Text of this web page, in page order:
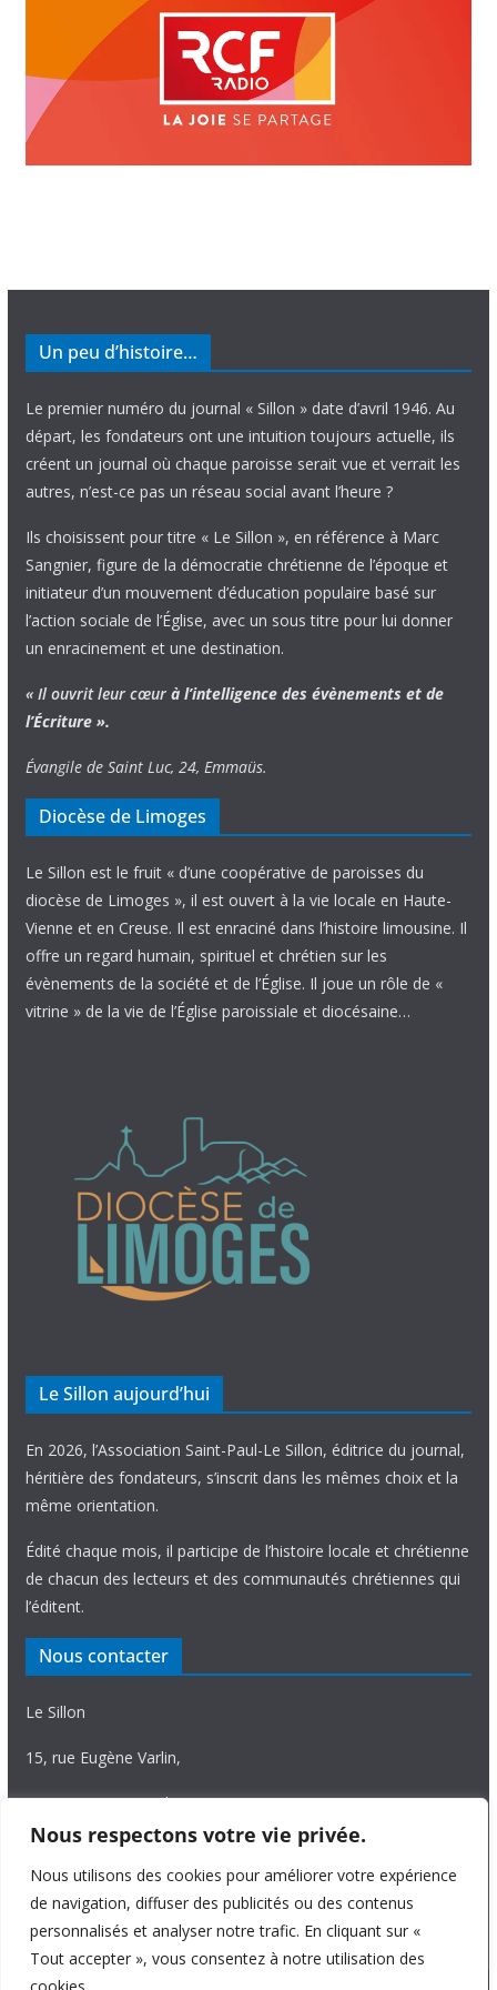
Nous respectons votre vie privée.
Nous utilisons des cookies pour améliorer votre expérience
de navigation, diffuser des publicités ou des contenus
personnalisés et analyser notre trafic. En cliquant sur «
Tout accepter », vous consentez à notre utilisation des
Un peu d’histoire…
Le premier numéro du journal « Sillon » date d’avril 1946. Au
départ, les fondateurs ont une intuition toujours actuelle, ils
créent un journal où chaque paroisse serait vue et verrait les
autres, n’est-ce pas un réseau social avant l’heure ?
Ils choisissent pour titre « Le Sillon », en référence à Marc
Sangnier, figure de la démocratie chrétienne de l’époque et
initiateur d’un mouvement d’éducation populaire basé sur
l’action sociale de l’Église, avec un sous titre pour lui donner
un enracinement et une destination.
« Il ouvrit leur cœur à l’intelligence des évènements et de
l’Écriture ».
Évangile de Saint Luc, 24, Emmaüs.
Diocèse de Limoges
Le Sillon est le fruit « d’une coopérative de paroisses du
diocèse de Limoges », il est ouvert à la vie locale en Haute-
Vienne et en Creuse. Il est enraciné dans l’histoire limousine. Il
offre un regard humain, spirituel et chrétien sur les
évènements de la société et de l’Église. Il joue un rôle de «
vitrine » de la vie de l’Église paroissiale et diocésaine…
Le Sillon aujourd’hui
En 2026, l’Association Saint-Paul-Le Sillon, éditrice du journal,
héritière des fondateurs, s’inscrit dans les mêmes choix et la
même orientation.
Édité chaque mois, il participe de l’histoire locale et chrétienne
de chacun des lecteurs et des communautés chrétiennes qui
l’éditent.
Nous contacter
Le Sillon
15, rue Eugène Varlin,
87036 Limoges Cedex.
Tél. 05 55 06 14 15
Nous écrire